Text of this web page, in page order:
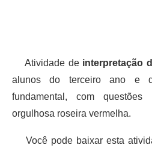
Atividade de interpretação
alunos do terceiro ano e
fundamental, com
orgulhosa roseira vermelha.
Você pode baixar esta